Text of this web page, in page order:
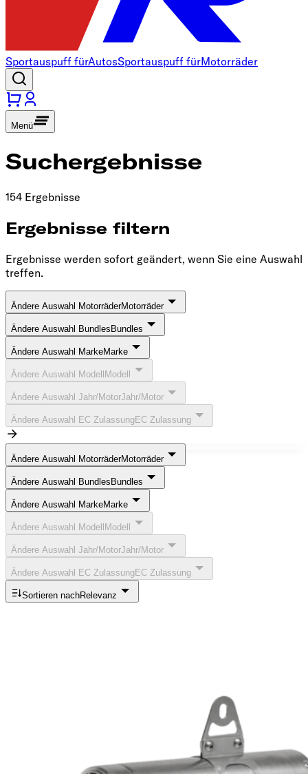
Sportauspuff fürAutosSportauspuff fürMotorräder
Menü
Suchergebnisse
154 Ergebnisse
Ergebnisse filtern
Ergebnisse werden sofort geändert, wenn Sie eine Auswahl
treffen.
Ändere Auswahl MotorräderMotorräder
Ändere Auswahl BundlesBundles
Ändere Auswahl MarkeMarke
Ändere Auswahl ModellModell
Ändere Auswahl Jahr/MotorJahr/Motor
Ändere Auswahl EC ZulassungEC Zulassung
Ändere Auswahl MotorräderMotorräder
Ändere Auswahl BundlesBundles
Ändere Auswahl MarkeMarke
Ändere Auswahl ModellModell
Ändere Auswahl Jahr/MotorJahr/Motor
Ändere Auswahl EC ZulassungEC Zulassung
Sortieren nachRelevanz